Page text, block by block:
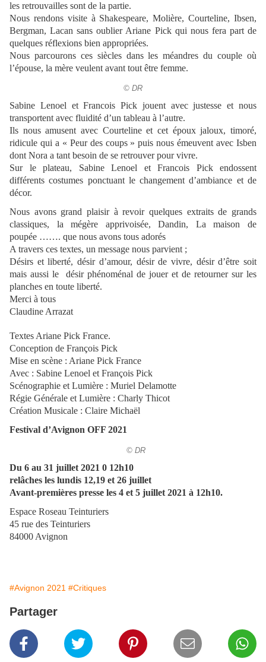
les retrouvailles sont de la partie.
Nous rendons visite à Shakespeare, Molière, Courteline, Ibsen,
Bergman, Lacan sans oublier Ariane Pick qui nous fera part de
quelques réflexions bien appropriées.
Nous parcourons ces siècles dans les méandres du couple où
l’épouse, la mère veulent avant tout être femme.
© DR
Sabine Lenoel et Francois Pick jouent avec justesse et nous
transportent avec fluidité d’un tableau à l’autre.
Ils nous amusent avec Courteline et cet époux jaloux, timoré,
ridicule qui a « Peur des coups » puis nous émeuvent avec Isben
dont Nora a tant besoin de se retrouver pour vivre.
Sur le plateau, Sabine Lenoel et Francois Pick endossent
différents costumes ponctuant le changement d’ambiance et de
décor.
Nous avons grand plaisir à revoir quelques extraits de grands
classiques, la mégère apprivoisée, Dandin, La maison de
poupée ……. que nous avons tous adorés
A travers ces textes, un message nous parvient ;
Désirs et liberté, désir d’amour, désir de vivre, désir d’être soit
mais aussi le désir phénoménal de jouer et de retourner sur les
planches en toute liberté.
Merci à tous
Claudine Arrazat
Textes Ariane Pick France.
Conception de François Pick
Mise en scène : Ariane Pick France
Avec : Sabine Lenoel et François Pick
Scénographie et Lumière : Muriel Delamotte
Régie Générale et Lumière : Charly Thicot
Création Musicale : Claire Michaël
Festival d’Avignon OFF 2021
© DR
Du 6 au 31 juillet 2021 0 12h10
relâches les lundis 12,19 et 26 juillet
Avant-premières presse les 4 et 5 juillet 2021 à 12h10.
Espace Roseau Teinturiers
45 rue des Teinturiers
84000 Avignon
#Avignon 2021 #Critiques
Partager